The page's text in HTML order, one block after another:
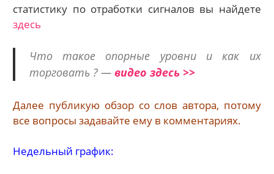
статистику по отработки сигналов вы найдете
здесь
Что такое опорные уровни и как их
торговать ? — видео здесь >>
Далее публикую обзор со слов автора, потому
все вопросы задавайте ему в комментариях.
Недельный график: